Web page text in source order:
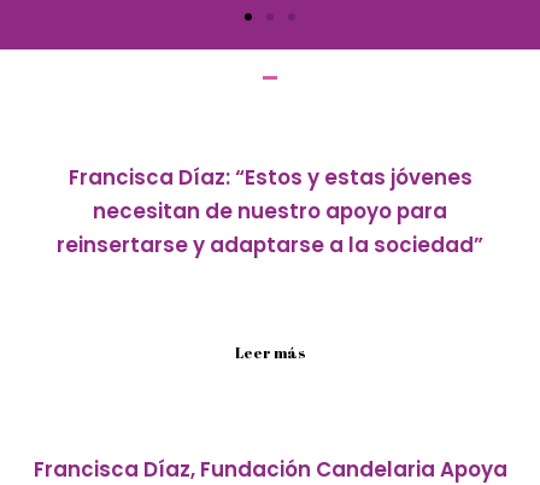
Francisca Díaz: “Estos y estas jóvenes
necesitan de nuestro apoyo para
reinsertarse y adaptarse a la sociedad”
Leer más
Francisca Díaz, Fundación Candelaria Apoya